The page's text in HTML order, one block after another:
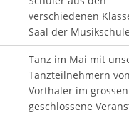
verschiedenen
Saal der
Tanz im Mai mit
Tanzteilnehmern
Vorthaler im
geschlossene